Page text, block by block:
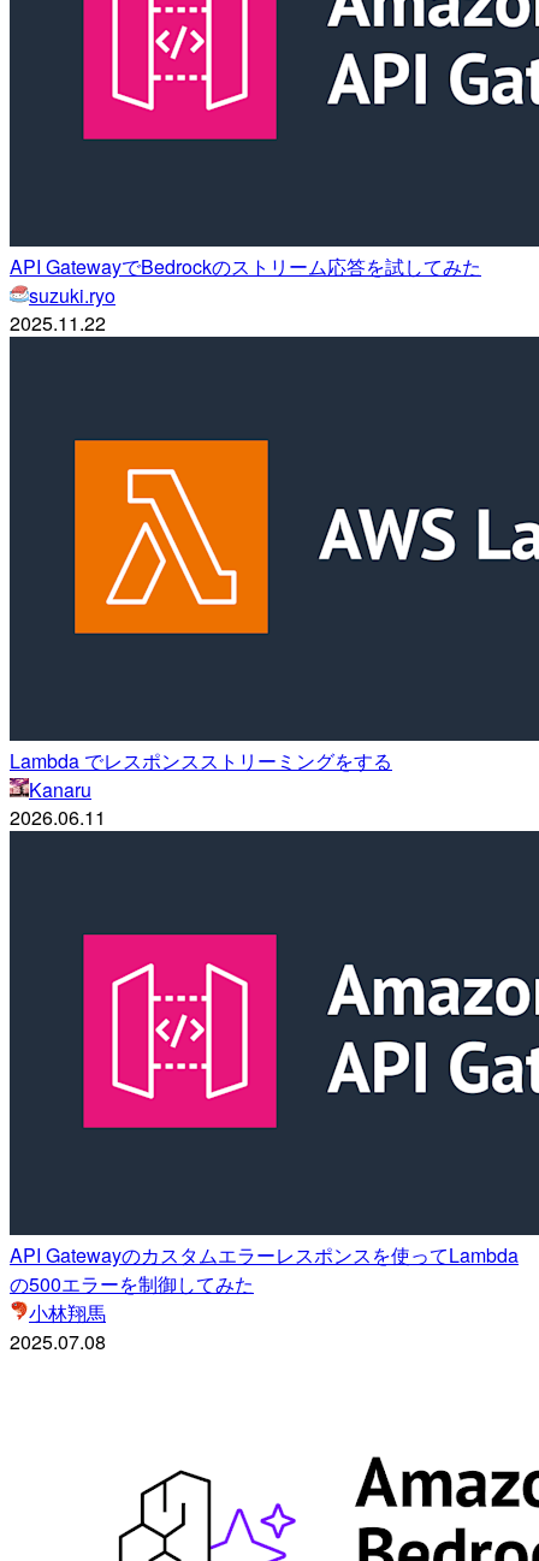
API GatewayでBedrockのストリーム応答を試してみた
suzuki.ryo
2025.11.22
Lambda でレスポンスストリーミングをする
Kanaru
2026.06.11
API Gatewayのカスタムエラーレスポンスを使ってLambda
の500エラーを制御してみた
小林翔馬
2025.07.08